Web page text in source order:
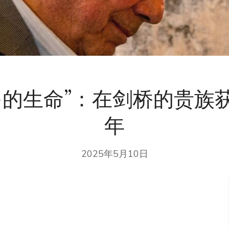
生命”：在剑桥的贵族
年
2025年5月10日